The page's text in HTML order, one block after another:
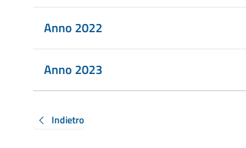
Anno 2022
Anno 2023
Indietro